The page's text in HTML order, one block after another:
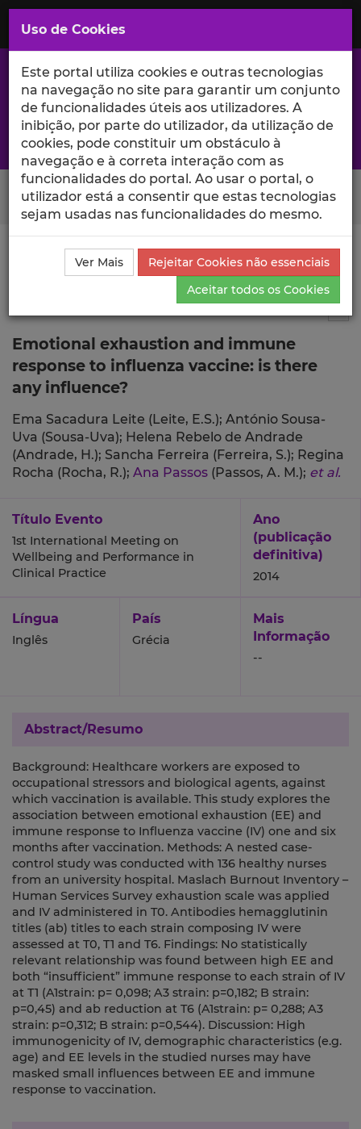
Saltar
para
Conteúdo
Principal
A excelência da investigação e ciência no Iscte
Search Button
Ciência_Iscte Comunicações
Descrição Detalhada
da Comunicação
Emotional exhaustion and immune
response to influenza vaccine: is there
any influence?
Ema Sacadura Leite (Leite, E.S.); António Sousa-
Uva (Sousa-Uva); Helena Rebelo de Andrade
(Andrade, H.); Sancha Ferreira (Ferreira, S.); Regina
Rocha (Rocha, R.); Ana Passos (Passos, A. M.); et al.
Título Evento
1st International Meeting on
Wellbeing and Performance in
Clinical Practice
Ano
(publicação
definitiva)
2014
Língua
Inglês
País
Grécia
Mais
Informação
--
Abstract/Resumo
Background: Healthcare workers are exposed to
occupational stressors and biological agents, against
which vaccination is available. This study explores the
association between emotional exhaustion (EE) and
immune response to Influenza vaccine (IV) one and six
months after vaccination. Methods: A nested case-
control study was conducted with 136 healthy nurses
from an university hospital. Maslach Burnout Inventory –
Human Services Survey exhaustion scale was applied
and IV administered in T0. Antibodies hemagglutinin
titles (ab) titles to each strain composing IV were
assessed at T0, T1 and T6. Findings: No statistically
relevant relationship was found between high EE and
both “insufficient” immune response to each strain of IV
at T1 (A1strain: p= 0,098; A3 strain: p=0,182; B strain:
p=0,45) and ab reduction at T6 (A1strain: p= 0,288; A3
strain: p=0,312; B strain: p=0,544). Discussion: High
immunogenicity of IV, demographic characteristics (e.g.
age) and EE levels in the studied nurses may have
masked small influences between EE and immune
response to vaccination.
Uso de Cookies
Este portal utiliza cookies e outras tecnologias
na navegação no site para garantir um conjunto
de funcionalidades úteis aos utilizadores. A
inibição, por parte do utilizador, da utilização de
cookies, pode constituir um obstáculo à
navegação e à correta interação com as
funcionalidades do portal. Ao usar o portal, o
utilizador está a consentir que estas tecnologias
sejam usadas nas funcionalidades do mesmo.
Ver Mais
Rejeitar Cookies não essenciais
Aceitar todos os Cookies